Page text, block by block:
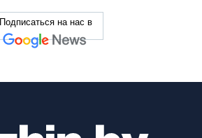
Подписаться на нас в